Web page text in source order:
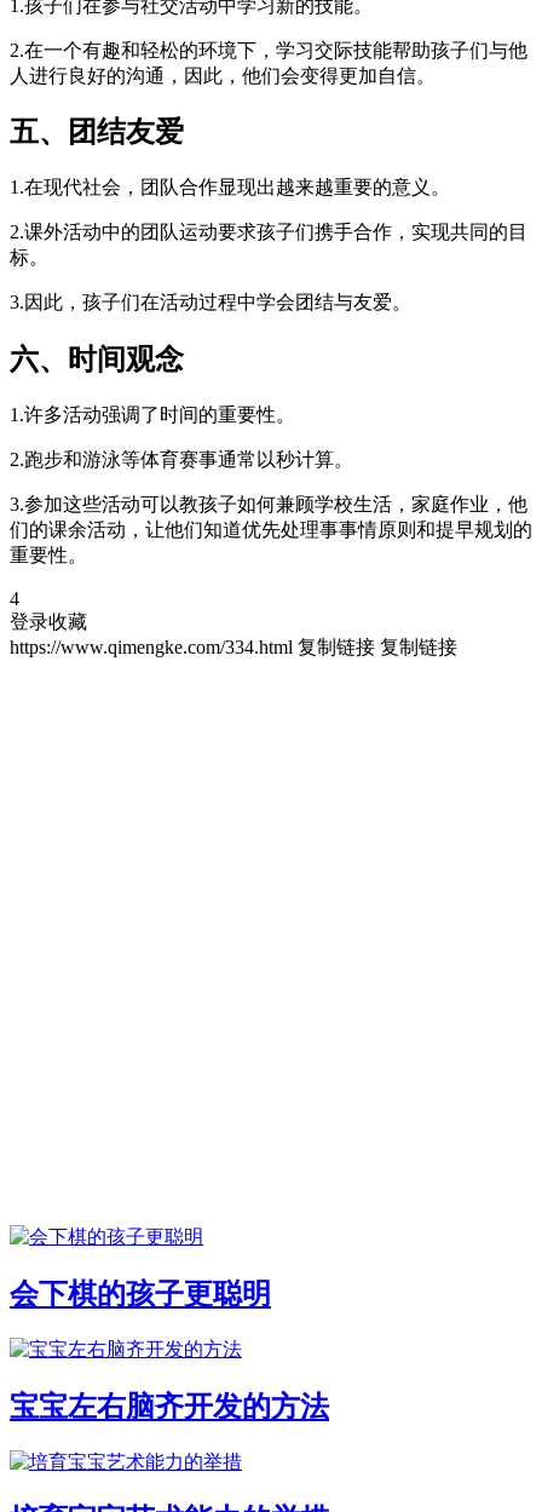
1.孩子们在参与社交活动中学习新的技能。
2.在一个有趣和轻松的环境下，学习交际技能帮助孩子们与他
人进行良好的沟通，因此，他们会变得更加自信。
五、团结友爱
1.在现代社会，团队合作显现出越来越重要的意义。
2.课外活动中的团队运动要求孩子们携手合作，实现共同的目
标。
3.因此，孩子们在活动过程中学会团结与友爱。
六、时间观念
1.许多活动强调了时间的重要性。
2.跑步和游泳等体育赛事通常以秒计算。
3.参加这些活动可以教孩子如何兼顾学校生活，家庭作业，他
们的课余活动，让他们知道优先处理事事情原则和提早规划的
重要性。
4
登录收藏
https://www.qimengke.com/334.html 复制链接 复制链接
会下棋的孩子更聪明
宝宝左右脑齐开发的方法